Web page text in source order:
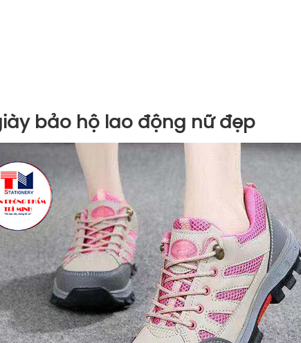
bảo hộ lao động nữ đẹp